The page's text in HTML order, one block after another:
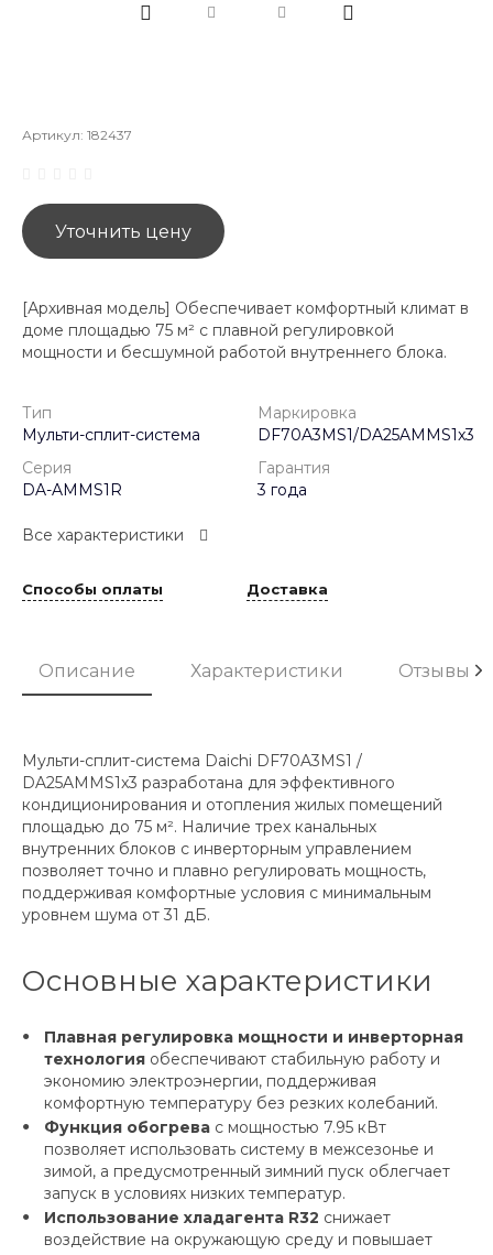
Артикул: 182437
Уточнить цену
[Архивная модель] Обеспечивает комфортный климат в
доме площадью 75 м² с плавной регулировкой
мощности и бесшумной работой внутреннего блока.
Тип
Мульти-сплит-система
Маркировка
DF70A3MS1/DA25AMMS1x3
Серия
DA-AMMS1R
Гарантия
3 года
Все характеристики
Способы оплаты Доставка
Описание Характеристики Отзывы
Мульти-сплит-система Daichi DF70A3MS1 /
DA25AMMS1x3 разработана для эффективного
кондиционирования и отопления жилых помещений
площадью до 75 м². Наличие трех канальных
внутренних блоков с инверторным управлением
позволяет точно и плавно регулировать мощность,
поддерживая комфортные условия с минимальным
уровнем шума от 31 дБ.
Основные характеристики
Плавная регулировка мощности и инверторная
технология обеспечивают стабильную работу и
экономию электроэнергии, поддерживая
комфортную температуру без резких колебаний.
Функция обогрева с мощностью 7.95 кВт
позволяет использовать систему в межсезонье и
зимой, а предусмотренный зимний пуск облегчает
запуск в условиях низких температур.
Использование хладагента R32 снижает
воздействие на окружающую среду и повышает